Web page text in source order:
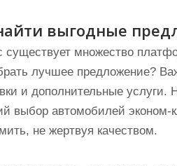
выгодные
существует множество
лучшее предложение?
и дополнительные услуги.
выбор автомобилей эконом-
не жертвуя качеством.